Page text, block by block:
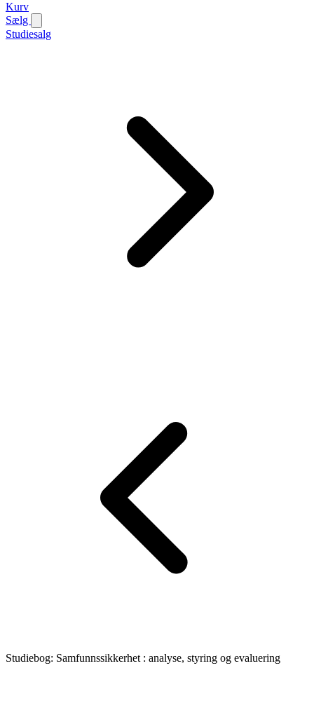
Kurv
Sælg
Studiesalg
Studiebog: Samfunnssikkerhet : analyse, styring og evaluering